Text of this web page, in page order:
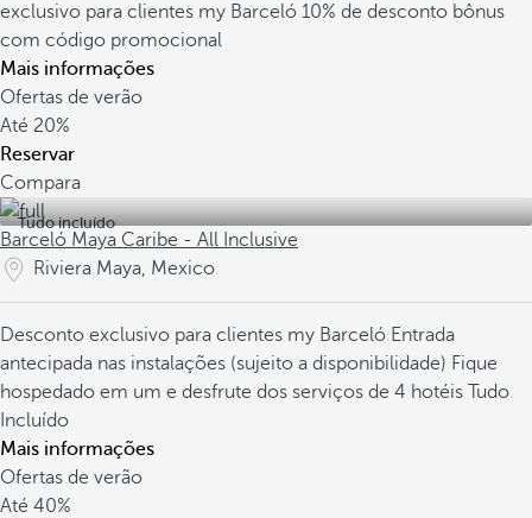
exclusivo para clientes my Barceló 10% de desconto bônus
com código promocional
Mais informações
Ofertas de verão
Até 20%
Reservar
Compara
Tudo incluído
Barceló Maya Caribe - All Inclusive
Riviera Maya, Mexico
Desconto exclusivo para clientes my Barceló Entrada
antecipada nas instalações (sujeito a disponibilidade) Fique
hospedado em um e desfrute dos serviços de 4 hotéis Tudo
Incluído
Mais informações
Ofertas de verão
Até 40%